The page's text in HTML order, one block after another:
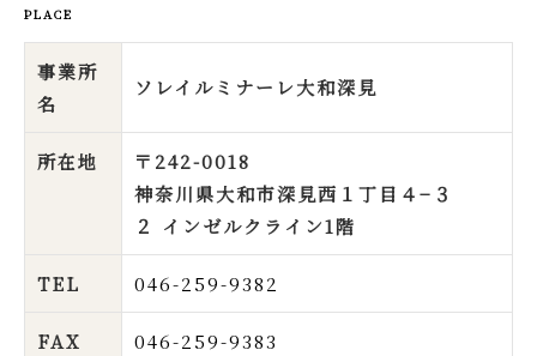
PLACE
事業所
名
ソレイルミナーレ大和深見
所在地
〒242-0018
神奈川県大和市深見西１丁目４−３
２ インゼルクライン1階
TEL 046-259-9382
FAX 046-259-9383